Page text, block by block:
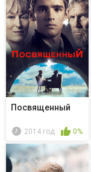
Посвященный
2014 год 0%